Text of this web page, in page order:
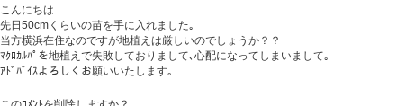
こんにちは
先日50cmくらいの苗を手に入れました｡
当方横浜在住なのですが地植えは厳しいのでしょうか？？
ﾏｸﾛｶﾙﾊﾟを地植えで失敗しておりまして､心配になってしまいまして｡
ｱﾄﾞﾊﾞｲｽよろしくお願いいたします｡